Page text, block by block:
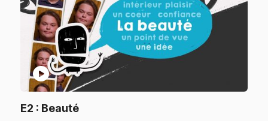
play_circle
E2 : Beauté.